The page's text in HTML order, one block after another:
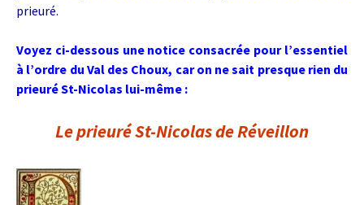
prieuré.
Voyez ci-dessous une notice consacrée pour l’essentiel
à l’ordre du Val des Choux, car on ne sait presque rien du
prieuré St-Nicolas lui-même :
Le prieuré St-Nicolas de Réveillon